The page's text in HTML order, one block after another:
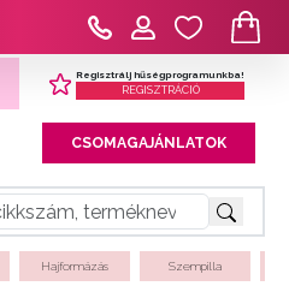
Regisztrálj hűségprogramunkba!
REGISZTRÁCIÓ
CSOMAGAJÁNLATOK
Hajformázás Szempilla